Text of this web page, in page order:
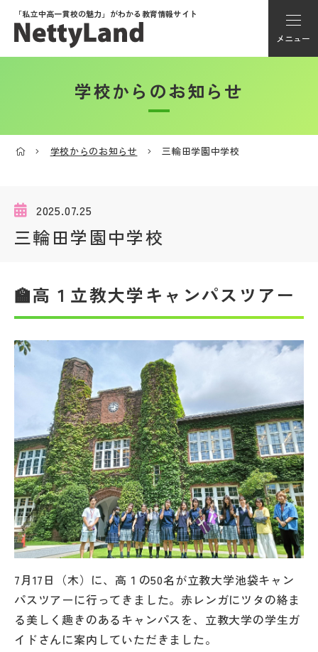
「私立中高一貫校の魅力」がわかる教育情報サイト
メニュー
アカウント登録
学校選び
私学探検隊
帰国生受験情報
説明会・イベント情報
よみもの
学校からのお知らせ
学校HP最新情報
特集
NettyLandかわら版
その他
学校からのお知らせ
学校からのお知らせ 三輪田学園中学校
2025.07.25
三輪田学園中学校
🏫高１立教大学キャンパスツアー
7月17日（木）に、高１の50名が立教大学池袋キャン
パスツアーに行ってきました。赤レンガにツタの絡ま
る美しく趣きのあるキャンパスを、立教大学の学生ガ
イドさんに案内していただきました。